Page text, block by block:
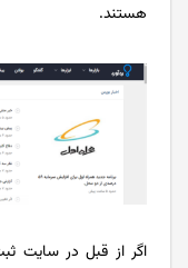
هستند.
اگر از قبل در سایت